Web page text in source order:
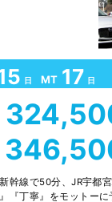
日 MT 17 日
幹線で50分、JR宇都
『丁寧』をモットーに